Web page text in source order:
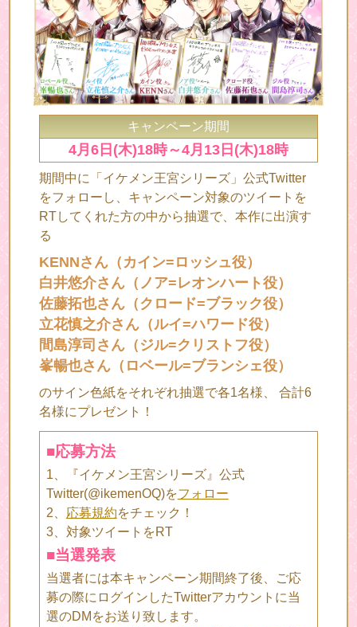
キャンペーン期間
4月6日(木)18時～4月13日(木)18時
期間中に「イケメン王宮シリーズ」公式Twitter
をフォローし、キャンペーン対象のツイートを
RTしてくれた方の中から抽選で、本作に出演す
る
KENNさん（カイン=ロッシュ役）
白井悠介さん（ノア=レオンハート役）
佐藤拓也さん（クロード=ブラック役）
立花慎之介さん（ルイ=ハワード役）
間島淳司さん（ジル=クリストフ役）
峯暢也さん（ロベール=ブランシェ役）
のサイン色紙をそれぞれ抽選で各1名様、 合計6
名様にプレゼント！
■応募方法
1、『イケメン王宮シリーズ』公式
Twitter(@ikemenOQ)をフォロー
2、 応募規約をチェック！
3、対象ツイートをRT
■当選発表
当選者には本キャンペーン期間終了後、ご応
募の際にログインしたTwitterアカウントに当
選のDMをお送り致します。